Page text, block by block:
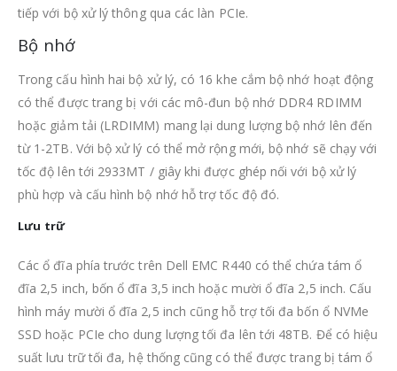
tiếp với bộ xử lý thông qua các làn PCIe.
Bộ nhớ
Trong cấu hình hai bộ xử lý, có 16 khe cắm bộ nhớ hoạt động
có thể được trang bị với các mô-đun bộ nhớ DDR4 RDIMM
hoặc giảm tải (LRDIMM) mang lại dung lượng bộ nhớ lên đến
từ 1-2TB. Với bộ xử lý có thể mở rộng mới, bộ nhớ sẽ chạy với
tốc độ lên tới 2933MT / giây khi được ghép nối với bộ xử lý
phù hợp và cấu hình bộ nhớ hỗ trợ tốc độ đó.
Lưu trữ
Các ổ đĩa phía trước trên Dell EMC R440 có thể chứa tám ổ
đĩa 2,5 inch, bốn ổ đĩa 3,5 inch hoặc mười ổ đĩa 2,5 inch. Cấu
hình máy mười ổ đĩa 2,5 inch cũng hỗ trợ tối đa bốn ổ NVMe
SSD hoặc PCIe cho dung lượng tối đa lên tới 48TB. Để có hiệu
suất lưu trữ tối đa, hệ thống cũng có thể được trang bị tám ổ